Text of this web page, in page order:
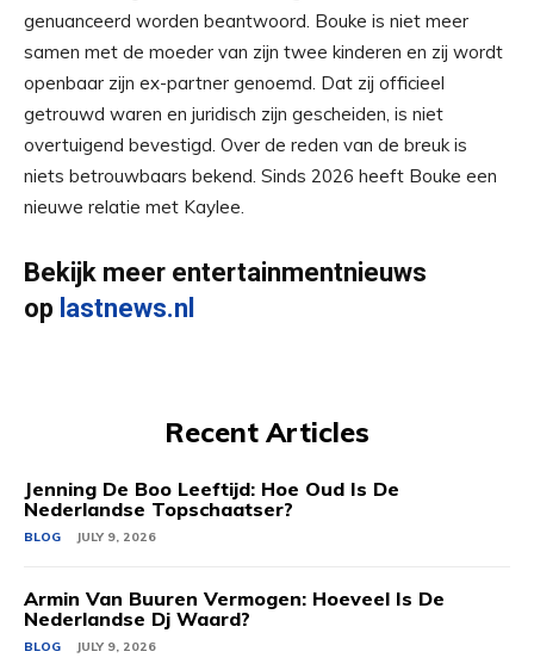
genuanceerd worden beantwoord. Bouke is niet meer
samen met de moeder van zijn twee kinderen en zij wordt
openbaar zijn ex-partner genoemd. Dat zij officieel
getrouwd waren en juridisch zijn gescheiden, is niet
overtuigend bevestigd. Over de reden van de breuk is
niets betrouwbaars bekend. Sinds 2026 heeft Bouke een
nieuwe relatie met Kaylee.
Bekijk meer entertainmentnieuws
op lastnews.nl
Recent Articles
Jenning De Boo Leeftijd: Hoe Oud Is De
Nederlandse Topschaatser?
BLOG JULY 9, 2026
Armin Van Buuren Vermogen: Hoeveel Is De
Nederlandse Dj Waard?
BLOG JULY 9, 2026